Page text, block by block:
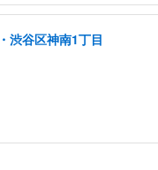
渋谷区神南1丁目